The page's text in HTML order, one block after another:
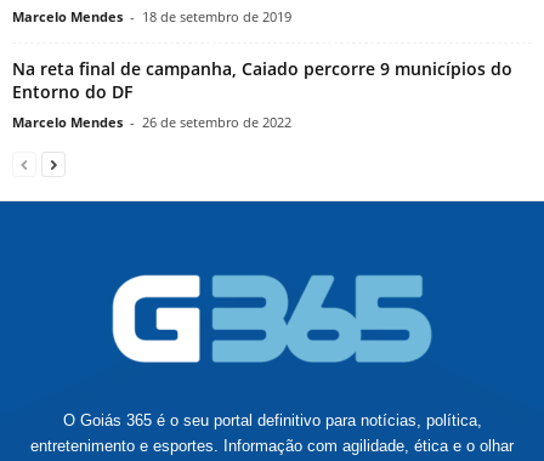
Marcelo Mendes - 18 de setembro de 2019
Na reta final de campanha, Caiado percorre 9 municípios do
Entorno do DF
Marcelo Mendes - 26 de setembro de 2022
O Goiás 365 é o seu portal definitivo para notícias, política,
entretenimento e esportes. Informação com agilidade, ética e o olhar